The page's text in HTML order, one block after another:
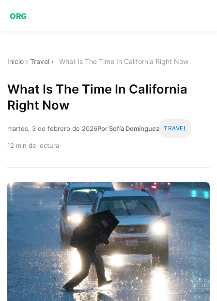
ORG
Inicio › Travel › What Is The Time In California Right Now
What Is The Time In California
Right Now
martes, 3 de febrero de 2026Por Sofía Domínguez TRAVEL
12 min de lectura